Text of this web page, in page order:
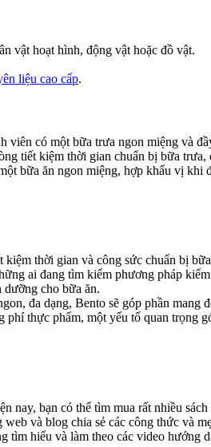
vật hoạt hình, động vật hoặc đồ vật.
liệu cao cấp.
viên có một bữa trưa ngon miệng và
tiết kiệm thời gian chuẩn bị bữa
bữa ăn ngon miệng, hợp khẩu vị
kiệm thời gian và công sức chuẩn bị
ai đang tìm kiếm phương pháp
dưỡng cho bữa ăn.
đa dạng, Bento sẽ góp phần mang
phí thực phẩm, một yếu tố quan trọng
nay, bạn có thể tìm mua rất nhiều
web và blog chia sẻ các công thức và
tìm hiểu và làm theo các video hướng